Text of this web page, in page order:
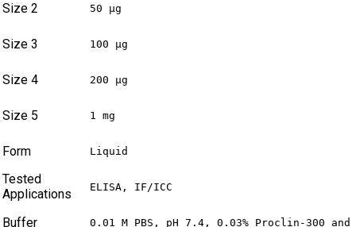
Size 2 50 µg
Size 3 100 µg
Size 4 200 µg
Size 5 1 mg
Form Liquid
Tested
Applications
ELISA, IF/ICC
Buffer 0.01 M PBS, pH 7.4, 0.03% Proclin-300